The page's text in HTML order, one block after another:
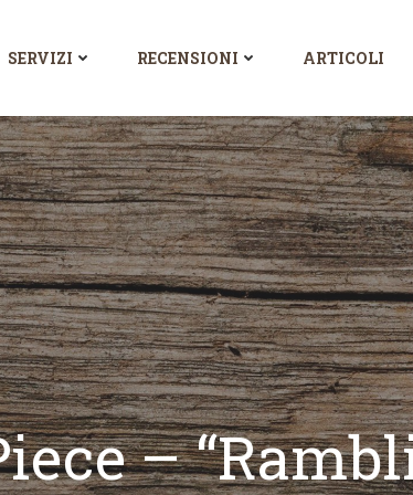
SERVIZI RECENSIONI ARTICOLI
–